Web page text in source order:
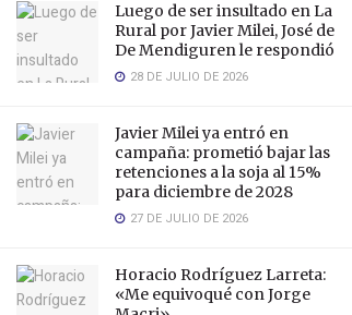
Luego de ser insultado en La
Rural por Javier Milei, José de
De Mendiguren le respondió
28 DE JULIO DE 2026
Javier Milei ya entró en
campaña: prometió bajar las
retenciones a la soja al 15%
para diciembre de 2028
27 DE JULIO DE 2026
Horacio Rodríguez Larreta:
«Me equivoqué con Jorge